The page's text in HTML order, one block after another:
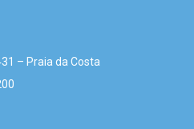
– Praia da Costa